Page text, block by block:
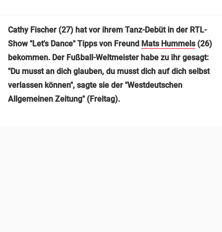
Cathy Fischer (27) hat vor ihrem Tanz-Debüt in der RTL-
Show "Let's Dance" Tipps von Freund Mats Hummels(26)
bekommen. Der Fußball-Weltmeister habe zu ihr gesagt:
"Du musst an dich glauben, du musst dich auf dich selbst
verlassen können", sagte sie der "Westdeutschen
Allgemeinen Zeitung" (Freitag).